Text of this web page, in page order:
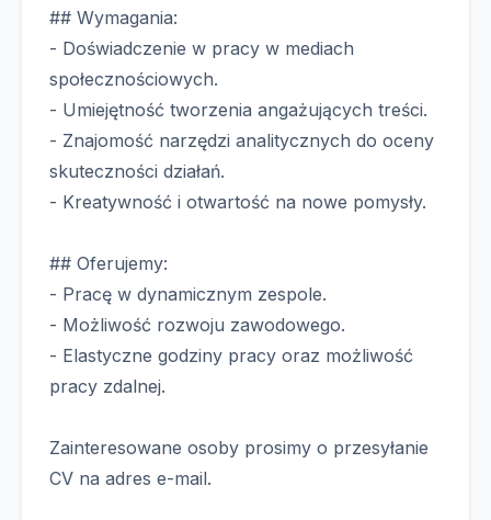
## Wymagania:
- Doświadczenie w pracy w mediach
społecznościowych.
- Umiejętność tworzenia angażujących treści.
- Znajomość narzędzi analitycznych do oceny
skuteczności działań.
- Kreatywność i otwartość na nowe pomysły.
## Oferujemy:
- Pracę w dynamicznym zespole.
- Możliwość rozwoju zawodowego.
- Elastyczne godziny pracy oraz możliwość
pracy zdalnej.
Zainteresowane osoby prosimy o przesyłanie
CV na adres e-mail.